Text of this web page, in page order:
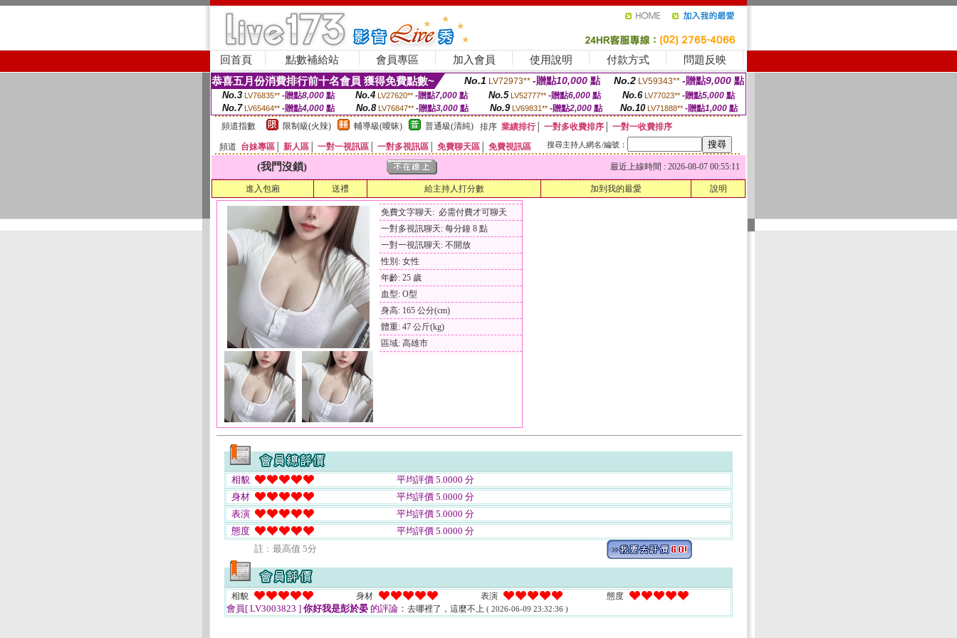
回首頁 點數補給站 會員專區 加入會員 使用說明 付款方式 問題反映
恭喜五月份消費排行前十名會員 獲得免費點數~ No.1 LV72973** -贈點10,000 點 No.2 LV59343** -贈點9,000 點
No.3 LV76835** -贈點8,000點 No.4 LV27620** -贈點7,000點 No.5 LV52777** -贈點6,000點 No.6 LV77023** -贈點5,000點
No.7 LV65464** -贈點4,000 點 No.8 LV76847** -贈點3,000 點 No.9 LV69831** -贈點2,000點 No.10 LV71888** -贈點1,000 點
頻道指數
限制級(火辣) 輔導級(曖昧) 普通級(清純) 排序 業績排行│ 一對多收費排序
一對一收費排序
頻道 台妹專區 新人區 一對一視訊區 一對多視訊區 免費聊天區 免費視訊區 搜尋主持人網名/編號：
(我門沒鎖) 最近上線時間 : 2026-08-07 00:55:11
進入包廂 送禮 給主持人打分數 加到我的最愛 說明
免費文字聊天: 必需付費才可聊天
一對多視訊聊天: 每分鐘 8 點
一對一視訊聊天: 不開放
性別: 女性
年齡: 25 歲
血型: O型
身高: 165 公分(cm)
體重: 47 公斤(kg)
區域: 高雄市
相貌
平均評價 5.0000 分
身材
平均評價 5.0000 分
表演
平均評價 5.0000 分
態度
平均評價 5.0000 分
註﹕最高值 5分
相貌 身材 表演 態度
會員[ LV3003823 ] 你好我是彭於晏 的評論： 去哪裡了，這麼不上 ( 2026-06-09 23:32:36 )